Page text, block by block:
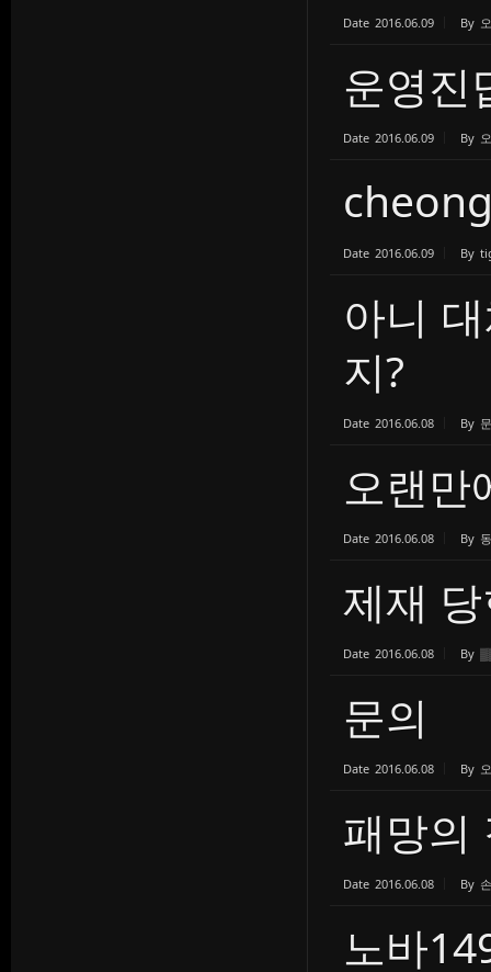
Date 2016.06.09 By
운영진
Date 2016.06.09 By
Date 2016.06.09 By
아니
지?
Date 2016.06.08 By
오랜만
Date 2016.06.08 By
제재
Date 2016.06.08 By
문의
Date 2016.06.08 By
패망의
Date 2016.06.08 By
노바